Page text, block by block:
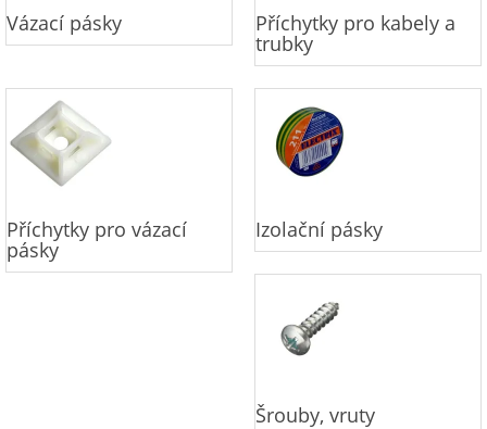
Vázací pásky Příchytky pro kabely a
trubky
Příchytky pro vázací
pásky
Izolační pásky
Šrouby, vruty